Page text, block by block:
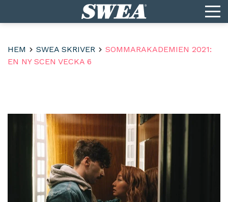
HEM SWEA SKRIVER
SOMMARAKADEMIEN 2021:
EN NY SCEN VECKA 6